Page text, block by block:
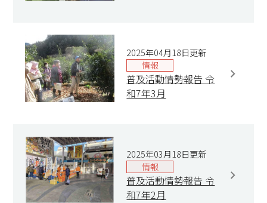
2025年04月18日更新
情報
普及活動情勢報告 令
和7年3月
2025年03月18日更新
情報
普及活動情勢報告 令
和7年2月